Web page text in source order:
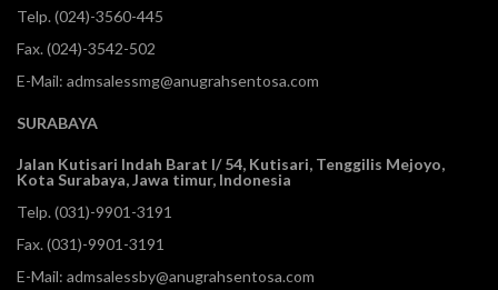
Telp. (024)-3560-445
Fax. (024)-3542-502
E-Mail: admsalessmg@anugrahsentosa.com
SURABAYA
Jalan Kutisari Indah Barat I/ 54, Kutisari, Tenggilis Mejoyo,
Kota Surabaya, Jawa timur, Indonesia
Telp. (031)-9901-3191
Fax. (031)-9901-3191
E-Mail: admsalessby@anugrahsentosa.com